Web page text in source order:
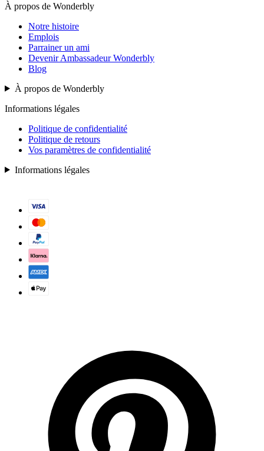
À propos de Wonderbly
Notre histoire
Emplois
Parrainer un ami
Devenir Ambassadeur Wonderbly
Blog
À propos de Wonderbly
Informations légales
Politique de confidentialité
Politique de retours
Vos paramètres de confidentialité
Informations légales